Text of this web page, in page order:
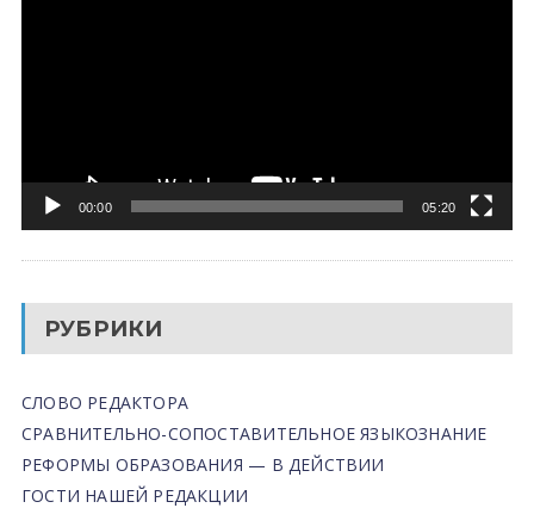
00:00 05:20
РУБРИКИ
СЛОВО РЕДАКТОРА
СРАВНИТЕЛЬНО-СОПОСТАВИТЕЛЬНОЕ ЯЗЫКОЗНАНИЕ
РЕФОРМЫ ОБРАЗОВАНИЯ — В ДЕЙСТВИИ
ГОСТИ НАШЕЙ РЕДАКЦИИ